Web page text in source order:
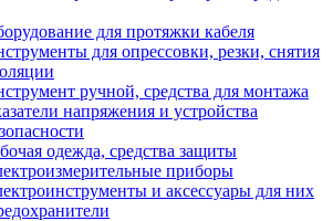
для протяжки кабеля
для опрессовки, резки, снятия
ручной, средства для монтажа
напряжения и устройства
одежда, средства защиты
приборы
и аксессуары для них